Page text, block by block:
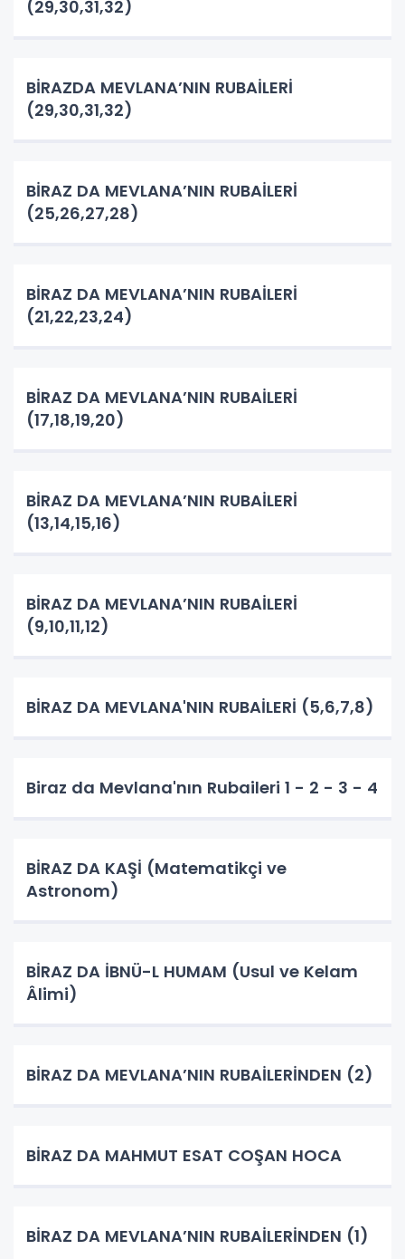
(29,30,31,32)
BİRAZDA MEVLANA’NIN RUBAİLERİ
(29,30,31,32)
BİRAZ DA MEVLANA’NIN RUBAİLERİ
(25,26,27,28)
BİRAZ DA MEVLANA’NIN RUBAİLERİ
(21,22,23,24)
BİRAZ DA MEVLANA’NIN RUBAİLERİ
(17,18,19,20)
BİRAZ DA MEVLANA’NIN RUBAİLERİ
(13,14,15,16)
BİRAZ DA MEVLANA’NIN RUBAİLERİ
(9,10,11,12)
BİRAZ DA MEVLANA'NIN RUBAİLERİ (5,6,7,8)
Biraz da Mevlana'nın Rubaileri 1 - 2 - 3 - 4
BİRAZ DA KAŞİ (Matematikçi ve
Astronom)
BİRAZ DA İBNÜ-L HUMAM (Usul ve Kelam
Âlimi)
BİRAZ DA MEVLANA’NIN RUBAİLERİNDEN (2)
BİRAZ DA MAHMUT ESAT COŞAN HOCA
BİRAZ DA MEVLANA’NIN RUBAİLERİNDEN (1)